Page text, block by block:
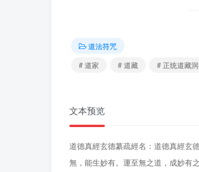
道法符咒
# 道家
# 道藏 # 正统道藏
文本预览
道德真經玄德纂疏經名：道德真經玄
無，能生妙有。運至無之道，成妙有